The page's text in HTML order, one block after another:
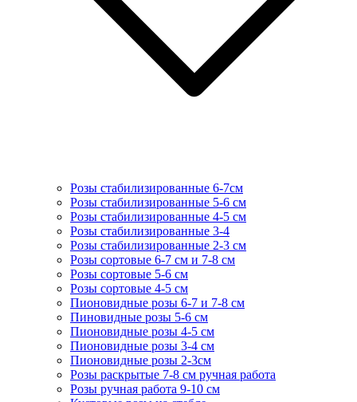
Розы стабилизированные 6-7см
Розы стабилизированные 5-6 см
Розы стабилизированные 4-5 см
Розы стабилизированные 3-4
Розы стабилизированные 2-3 см
Розы сортовые 6-7 см и 7-8 см
Розы сортовые 5-6 см
Розы сортовые 4-5 см
Пионовидные розы 6-7 и 7-8 см
Пиновидные розы 5-6 см
Пионовидные розы 4-5 см
Пионовидные розы 3-4 см
Пионовидные розы 2-3см
Розы раскрытые 7-8 см ручная работа
Розы ручная работа 9-10 см